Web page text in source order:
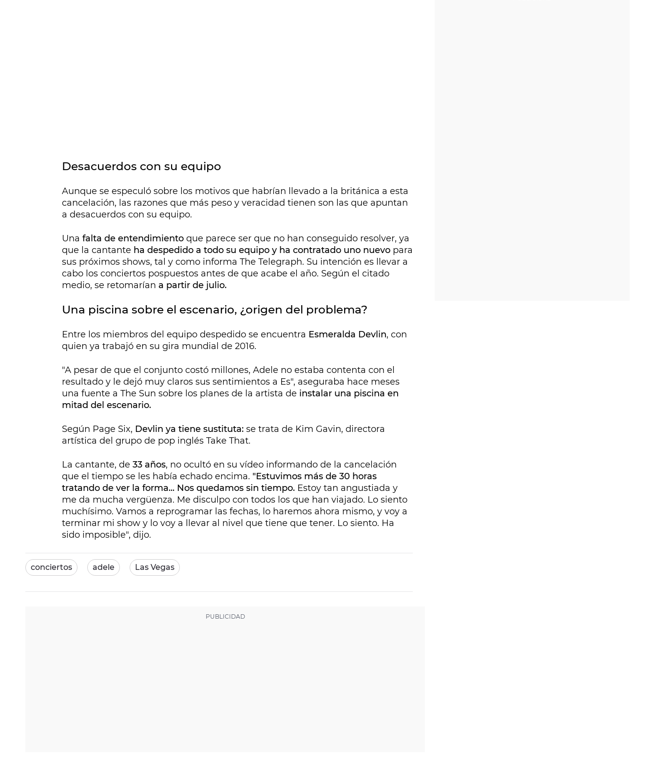
Desacuerdos con su equipo
Aunque se especuló sobre los motivos que habrían llevado a la británica a esta
cancelación, las razones que más peso y veracidad tienen son las que apuntan
a desacuerdos con su equipo.
Una falta de entendimiento que parece ser que no han conseguido resolver, ya
que la cantante ha despedido a todo su equipo y ha contratado uno nuevo para
sus próximos shows, tal y como informa The Telegraph. Su intención es llevar a
cabo los conciertos pospuestos antes de que acabe el año. Según el citado
medio, se retomarían a partir de julio.
Una piscina sobre el escenario, ¿origen del problema?
Entre los miembros del equipo despedido se encuentra Esmeralda Devlin, con
quien ya trabajó en su gira mundial de 2016.
"A pesar de que el conjunto costó millones, Adele no estaba contenta con el
resultado y le dejó muy claros sus sentimientos a Es", aseguraba hace meses
una fuente a The Sun sobre los planes de la artista de instalar una piscina en
mitad del escenario.
Según Page Six, Devlin ya tiene sustituta: se trata de Kim Gavin, directora
artística del grupo de pop inglés Take That.
La cantante, de 33 años, no ocultó en su vídeo informando de la cancelación
que el tiempo se les había echado encima. "Estuvimos más de 30 horas
tratando de ver la forma... Nos quedamos sin tiempo. Estoy tan angustiada y
me da mucha vergüenza. Me disculpo con todos los que han viajado. Lo siento
muchísimo. Vamos a reprogramar las fechas, lo haremos ahora mismo, y voy a
terminar mi show y lo voy a llevar al nivel que tiene que tener. Lo siento. Ha
sido imposible", dijo.
conciertos adele Las Vegas